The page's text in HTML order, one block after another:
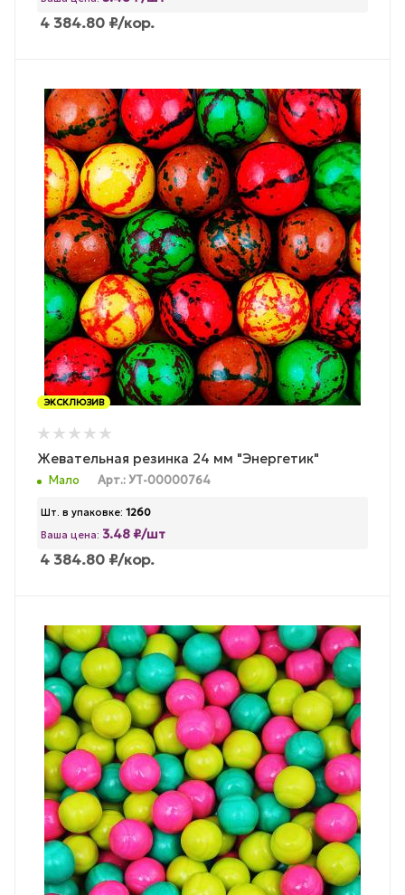
4 384.80 ₽/кор.
ЭКСКЛЮЗИВ
Жевательная резинка 24 мм "Энергетик"
Мало Арт.: УТ-00000764
Шт. в упаковке: 1260
Ваша цена: 3.48 ₽/шт
4 384.80 ₽/кор.